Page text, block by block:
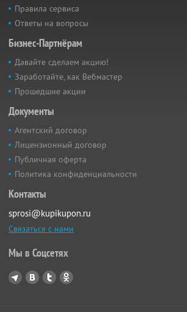
Правила сервиса
Ответы на вопросы
Бизнес-Партнёрам
Давайте сделаем акцию!
Заработайте, как Вебмастер
Прошедшие акции
Документы
Агентский договор
Лицензионный договор
Публичная оферта
Политика конфиденциальности
Контакты
sprosi@kupikupon.ru
Связаться с нами
Мы в Соцсетях